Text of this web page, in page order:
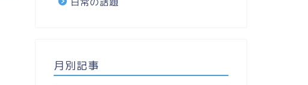
月別記事